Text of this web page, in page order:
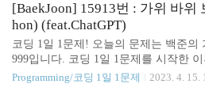
예찬론자 김동규와 C++ 옹호가 김동혁
프로그래밍 언어가 최고인지 몇 시간동
곤 했다. 동규는 Java가 명확하고 에러
램을 만든다고 주장했고, 동혁이는
👨🏻‍💻 문제 풀이 - SOMJANG 1. 변환
인지 java 인지 "_" 가 문자열에 존재하
[BaekJoon] 15913번 : 가위 바위
hon) (feat.ChatGPT)
코딩 1일 1문제! 오늘의 문제는 백준의
999입니다. 코딩 1일 1문제를 시작한
풀었던 날만 세어보았을 때 오늘이 딱
Programming/코딩 1일 1문제 2023. 4. 15.